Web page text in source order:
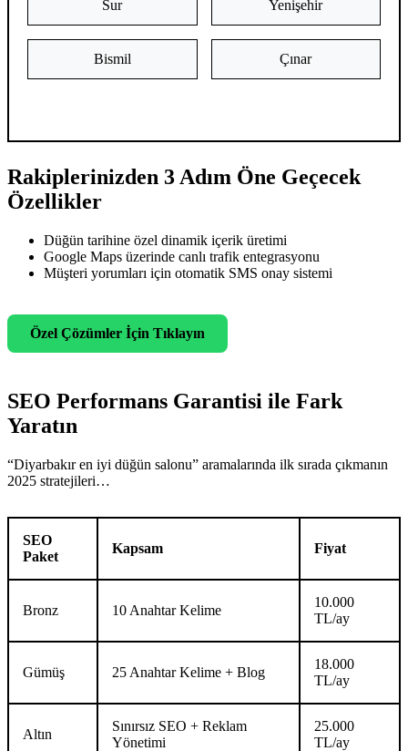
Sur Yenişehir
Bismil Çınar
Rakiplerinizden 3 Adım Öne Geçecek
Özellikler
Düğün tarihine özel dinamik içerik üretimi
Google Maps üzerinde canlı trafik entegrasyonu
Müşteri yorumları için otomatik SMS onay sistemi
Özel Çözümler İçin Tıklayın
SEO Performans Garantisi ile Fark
Yaratın
“Diyarbakır en iyi düğün salonu” aramalarında ilk sırada çıkmanın
2025 stratejileri…
SEO
Paket
Kapsam Fiyat
Bronz 10 Anahtar Kelime
10.000
TL/ay
Gümüş 25 Anahtar Kelime + Blog
18.000
TL/ay
Altın
Sınırsız SEO + Reklam
Yönetimi
25.000
TL/ay